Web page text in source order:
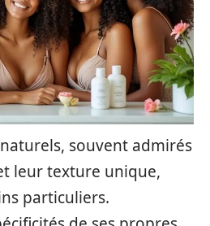
souvent admirés
leur texture unique,
particuliers.